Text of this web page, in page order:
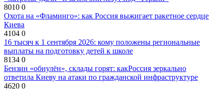
8010 0
Охота на «Фламинго»: как Россия выжигает ракетное сердце
Киева
4104 0
16 тысяч к 1 сентября 2026: кому положены региональные
выплаты на подготовку детей к школе
8134 0
Бензин «обнулён», склады горят: какРоссия зеркально
ответила Киеву на атаки по гражданской инфраструктуре
4620 0